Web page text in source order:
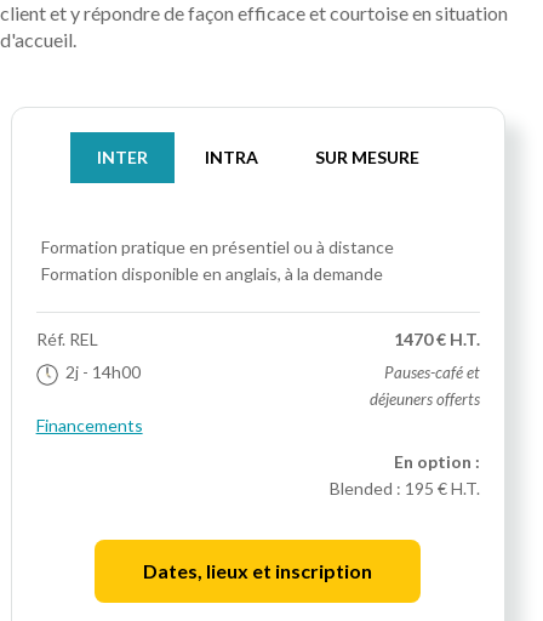
client et y répondre de façon efficace et courtoise en situation
d'accueil.
INTER INTRA SUR MESURE
Formation pratique en présentiel ou à distance
Formation disponible en anglais, à la demande
Réf. REL
2j - 14h00
1470 € H.T.
Pauses-café et
déjeuners offerts
Financements
En option :
Blended : 195 € H.T.
Dates, lieux et inscription